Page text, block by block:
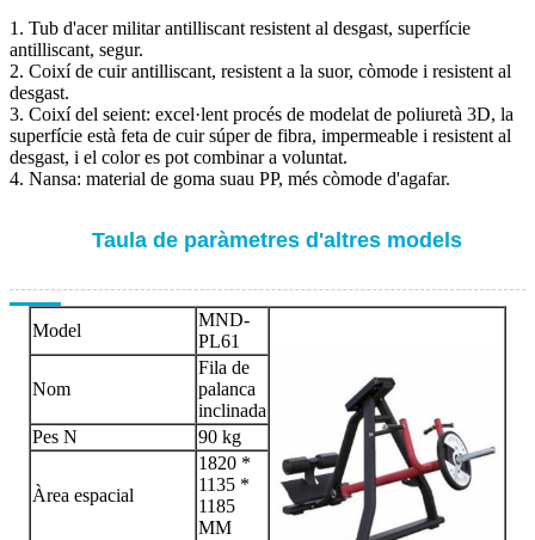
1. Tub d'acer militar antilliscant resistent al desgast, superfície
antilliscant, segur.
2. Coixí de cuir antilliscant, resistent a la suor, còmode i resistent al
desgast.
3. Coixí del seient: excel·lent procés de modelat de poliuretà 3D, la
superfície està feta de cuir súper de fibra, impermeable i resistent al
desgast, i el color es pot combinar a voluntat.
4. Nansa: material de goma suau PP, més còmode d'agafar.
Taula de paràmetres d'altres models
Model
MND-
PL61
Nom
Fila de
palanca
inclinada
Pes N
90 kg
Àrea espacial
1820 *
1135 *
1185
MM